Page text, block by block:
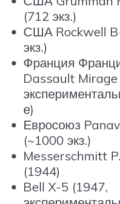
(712 экз.)
США Rockwell
экз.)
Франция
Dassault Mirage
е)
Евросоюз
(~1000 экз.)
Messerschmitt
(1944)
Bell X-5 (1947,